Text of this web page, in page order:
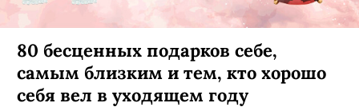
80 бесценных подарков себе,
самым близким и тем, кто хорошо
себя вел в уходящем году